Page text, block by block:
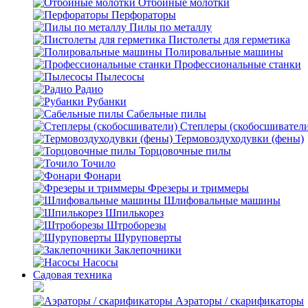
Отбойные молотки
Перфораторы
Пилы по металлу
Пистолеты для герметика
Полировальные машины
Профессиональные станки
Пылесосы
Радио
Рубанки
Сабельные пилы
Степлеры
Термовоздуходувки (фены)
Торцовочные пилы
Точило
Фонари
Фрезеры и триммеры
Шлифовальные машины
Шпилькорез
Штроборезы
Шуруповерты
Заклепочники
Насосы
Садовая техника
Аэраторы / скарификаторы